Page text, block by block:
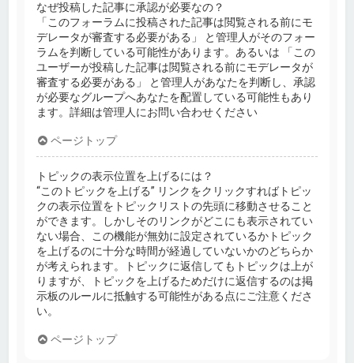
なぜ投稿した記事に承認が必要なの？
「このフォーラムに投稿された記事は閲覧される前にモ
デレータが審査する必要がある」 と管理人がそのフォー
ラムを判断している可能性があります。あるいは 「この
ユーザーが投稿した記事は閲覧される前にモデレータが
審査する必要がある」 と管理人があなたを判断し、承認
が必要なグループへあなたを配置している可能性もあり
ます。詳細は管理人にお問い合わせください
ページトップ
トピックの表示位置を上げるには？
“このトピックを上げる” リンクをクリックすればトピッ
クの表示位置をトピックリストの先頭に移動させること
ができます。しかしそのリンクがどこにも表示されてい
ない場合、この機能が無効に設定されているかトピック
を上げるのに十分な時間が経過していないかのどちらか
が考えられます。トピックに返信してもトピックは上が
りますが、トピックを上げるためだけに返信するのは掲
示板のルールに抵触する可能性がある点にご注意くださ
い。
ページトップ